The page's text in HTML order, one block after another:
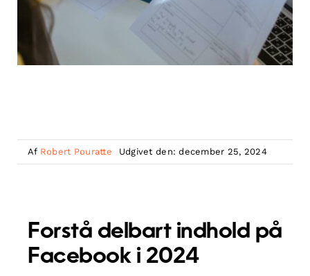
Af Robert Pouratte Udgivet den: december 25, 2024
Forstå delbart indhold på
Facebook i 2024